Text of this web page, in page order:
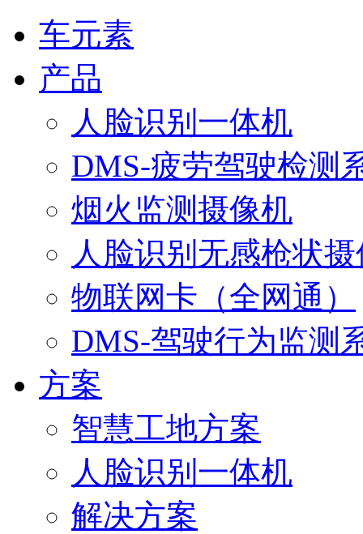
车元素
产品
人脸识别一体机
DMS-疲劳驾驶检测
烟火监测摄像机
人脸识别无感枪状
物联网卡（全网通）
DMS-驾驶行为监测
方案
智慧工地方案
人脸识别一体机
解决方案